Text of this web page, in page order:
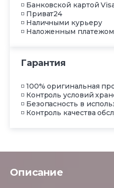
◽ Банковской картой
◽ Приват24
◽ Наличными курьеру
◽ Наложенным платежом
Гарантия
◽ 100% оригинальная
◽ Контроль условий
◽ Безопасность в
◽ Контроль качества
Описание